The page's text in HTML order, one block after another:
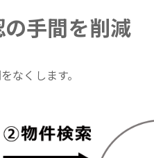
手間を削減
なくします。